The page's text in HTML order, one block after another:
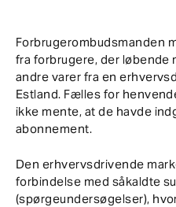
Forbrugerombudsmanden
fra forbrugere, der
andre varer fra en
Estland. Fælles for
ikke mente, at de havde
abonnement.
Den erhvervsdrivende
forbindelse med såkaldte
(spørgeundersøgelser),